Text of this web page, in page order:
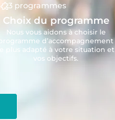
3 programmes
Choix du programme
Nous vous aidons à choisir le
programme d’accompagnement
le plus adapté à votre situation et
vos objectifs.